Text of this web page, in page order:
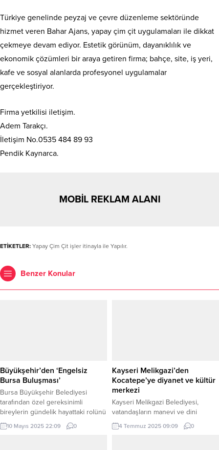
Türkiye genelinde peyzaj ve çevre düzenleme sektöründe
hizmet veren Bahar Ajans, yapay çim çit uygulamaları ile dikkat
çekmeye devam ediyor. Estetik görünüm, dayanıklılık ve
ekonomik çözümleri bir araya getiren firma; bahçe, site, iş yeri,
kafe ve sosyal alanlarda profesyonel uygulamalar
gerçekleştiriyor.
Firma yetkilisi iletişim.
Adem Tarakçı.
İletişim No.0535 484 89 93
Pendik Kaynarca.
MOBİL REKLAM ALANI
ETİKETLER: Yapay Çim Çit işler itinayla ile Yapılır.
Benzer Konular
Büyükşehir’den ‘Engelsiz
Bursa Buluşması’
Bursa Büyükşehir Belediyesi
tarafından özel gereksinimli
bireylerin gündelik hayattaki rolünü
artırmak, karşılaştıkları gerçek
engellere dikkat çekmek ve
10 Mayıs 2025 22:09 0
Kayseri Melikgazi’den
Kocatepe’ye diyanet ve kültür
merkezi
Kayseri Melikgazi Belediyesi,
vatandaşların manevi ve dini
eğitimlerine katkı sağlamak
amacıyla Kocatepe Mahallesi’ne
4 Temmuz 2025 09:09 0